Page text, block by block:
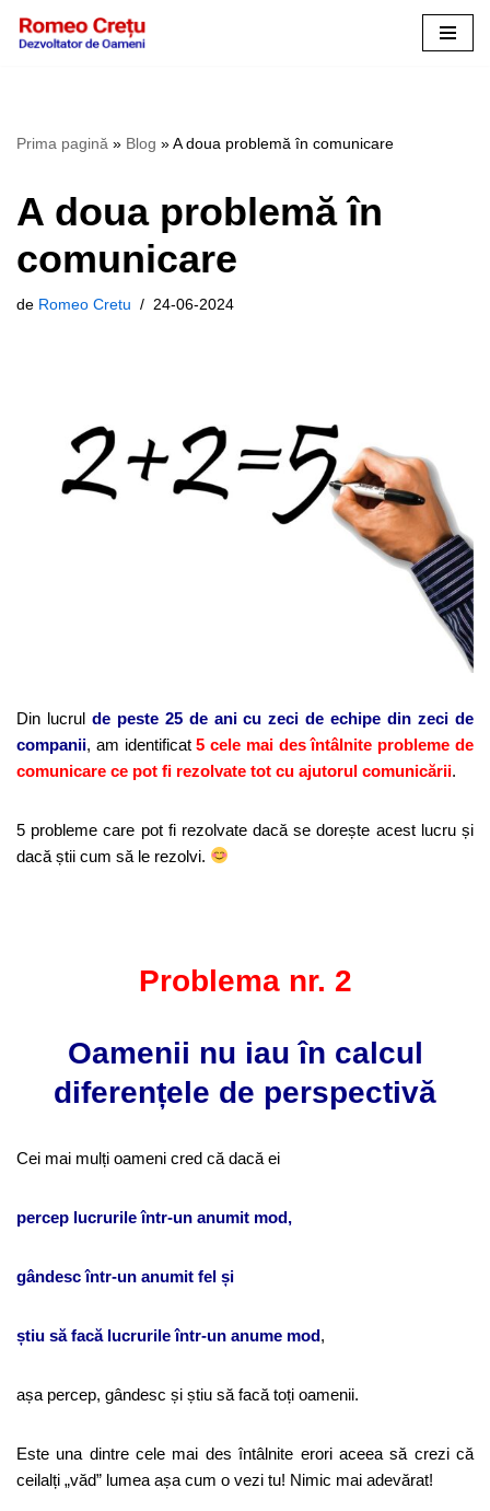
Prima pagină » Blog »A doua problemă în comunicare
A doua problemă în
comunicare
de Romeo Cretu 24-06-2024
Din lucrul de peste 25 de anicu zeci de echipe din zeci de
companii, am identificat5 cele mai des întâlnite probleme de
comunicare ce pot fi rezolvate tot cu ajutorul comunicării.
5 probleme care pot fi rezolvate dacă se dorește acest lucru și
dacă știi cum să le rezolvi.
Problema nr. 2
Oamenii nu iau în calcul
diferențele de perspectivă
Cei mai mulți oameni cred că dacă ei
percep lucrurile într-un anumit mod,
gândesc într-un anumit fel și
știu să facă lucrurile într-un anume mod,
așa percep, gândesc și știu să facă toți oamenii.
Este una dintre cele mai des întâlnite erori aceea să crezi că
ceilalți „văd” lumea așa cum o vezi tu! Nimic mai adevărat!